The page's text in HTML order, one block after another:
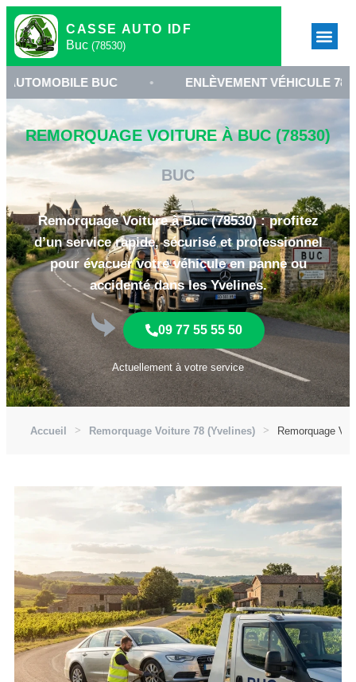
CASSE AUTO IDF
Buc (78530)
BUC • ENLÈVEMENT VÉHICULE 78530 •
REMORQUAGE VOITURE À BUC (78530)
BUC
Remorquage Voiture à Buc (78530) : profitez
d’un service rapide, sécurisé et professionnel
pour évacuer votre véhicule en panne ou
accidenté dans les Yvelines.
09 77 55 55 50
Actuellement à votre service
Accueil Remorquage Voiture 78 (Yvelines) Remorquage